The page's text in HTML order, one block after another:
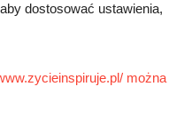
dostosować ustawienia,
można